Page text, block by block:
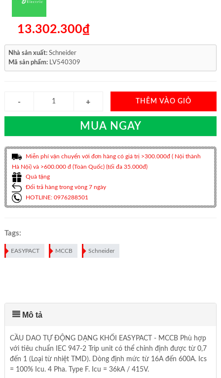
13.302.300₫
Nhà sản xuất: Schneider
Mã sản phẩm: LV540309
THÊM VÀO GIỎ
MUA NGAY
Miễn phí vận chuyển với đơn hàng có giá trị >300.000đ ( Nội thành
Hà Nội) và >600.000 đ (Toàn Quốc) (tối đa 35.000đ)
Quà tặng
Đổi trả hàng trong vòng 7 ngày
HOTLINE: 0976288501
Tags:
EASYPACT MCCB Schneider
Mô tả
CẦU DAO TỰ ĐỘNG DẠNG KHỐI EASYPACT - MCCB Phù hợp
với tiêu chuẩn IEC 947-2 Trip unit có thể chỉnh định được từ 0,7
đến 1 (Loại từ nhiệt TMD). Dòng định mức từ 16A đến 600A. Ics
= 100% Icu. 4 Pha. Type F. Icu = 36kA / 415V.